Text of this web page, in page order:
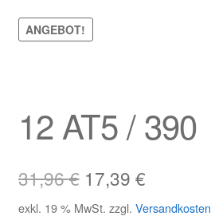
Blog
Kasse
Kontakt
ANGEBOT!
12 AT5 / 390
31,96€ Ursprünglicher
Preis
17,39 €Aktueller
Preis
exkl. 19 % MwSt. zzgl. Versandkosten